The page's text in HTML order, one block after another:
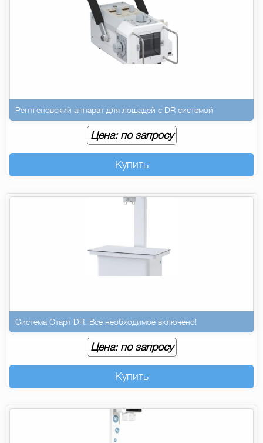
Рентгеновский аппарат для лошадей с DR системой
Цена: по запросу
Купить
Система Старт DR. Все необходимое включено!
Цена: по запросу
Купить